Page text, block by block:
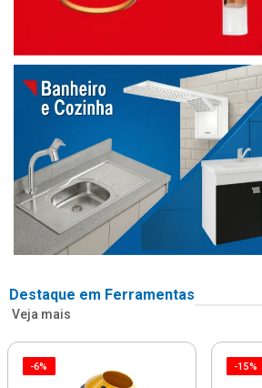
Destaque em Ferramentas
Veja mais
-6% -15%